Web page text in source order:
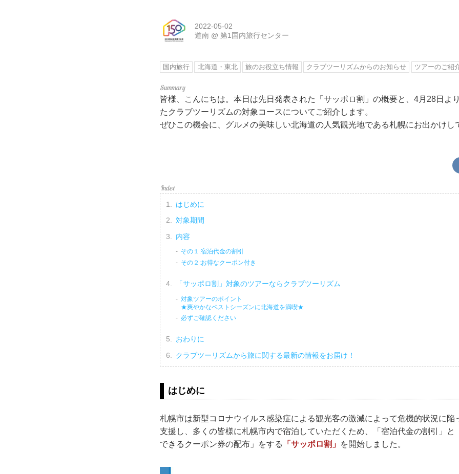
2022-05-02
道南 @第1国内旅行センター
国内旅行 北海道・東北 旅のお役立ち情報 クラブツーリズムからのお知らせ ツアーのご紹
皆様、こんにちは。本日は先日発表された「サッポロ割」の概要と、4月28日よ
たクラブツーリズムの対象コースについてご紹介します。
ぜひこの機会に、グルメの美味しい北海道の人気観光地である札幌にお出かけし
はじめに
対象期間
内容
その１:宿泊代金の割引
その２:お得なクーポン付き
「サッポロ割」対象のツアーならクラブツーリズム
対象ツアーのポイント
★爽やかなベストシーズンに北海道を満喫★
必ずご確認ください
おわりに
クラブツーリズムから旅に関する最新の情報をお届け！
はじめに
札幌市は新型コロナウイルス感染症による観光客の激減によって危機的状況に陥
支援し、多くの皆様に札幌市内で宿泊していただくため、「宿泊代金の割引」と
できるクーポン券の配布」をする
「サッポロ割」 を開始しました。